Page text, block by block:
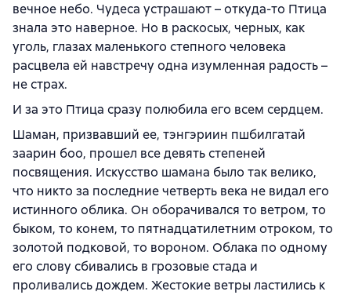
вечное небо. Чудеса устрашают – откуда-то Птица
знала это наверное. Но в раскосых, черных, как
уголь, глазах маленького степного человека
расцвела ей навстречу одна изумленная радость –
не страх.
И за это Птица сразу полюбила его всем сердцем.
Шаман, призвавший ее, тэнгэриин пшбилгатай
заарин боо, прошел все девять степеней
посвящения. Искусство шамана было так велико,
что никто за последние четверть века не видал его
истинного облика. Он оборачивался то ветром, то
быком, то конем, то пятнадцатилетним отроком, то
золотой подковой, то вороном. Облака по одному
его слову сбивались в грозовые стада и
проливались дождем. Жестокие ветры ластились к